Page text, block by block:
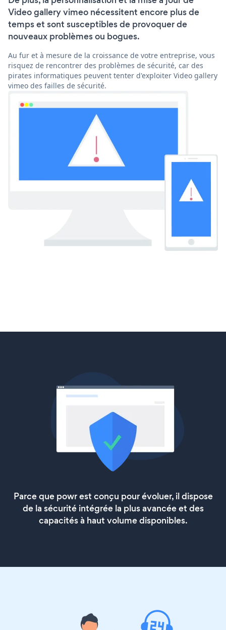
Video gallery vimeo nécessitent encore plus de
temps et sont susceptibles de provoquer de
nouveaux problèmes ou bogues.
Au fur et à mesure de la croissance de votre entreprise, vous
risquez de rencontrer des problèmes de sécurité, car des
pirates informatiques peuvent tenter d'exploiter Video gallery
vimeo des failles de sécurité.
Parce que powr est conçu pour évoluer, il dispose
de la sécurité intégrée la plus avancée et des
capacités à haut volume disponibles.